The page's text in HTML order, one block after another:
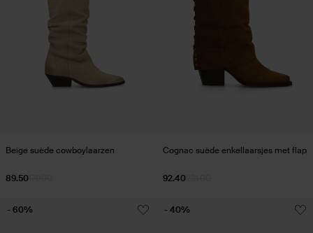
Beige suède cowboylaarzen
89.50
Cognac suède enkellaarsjes met flap
92.40
- 60% - 40%